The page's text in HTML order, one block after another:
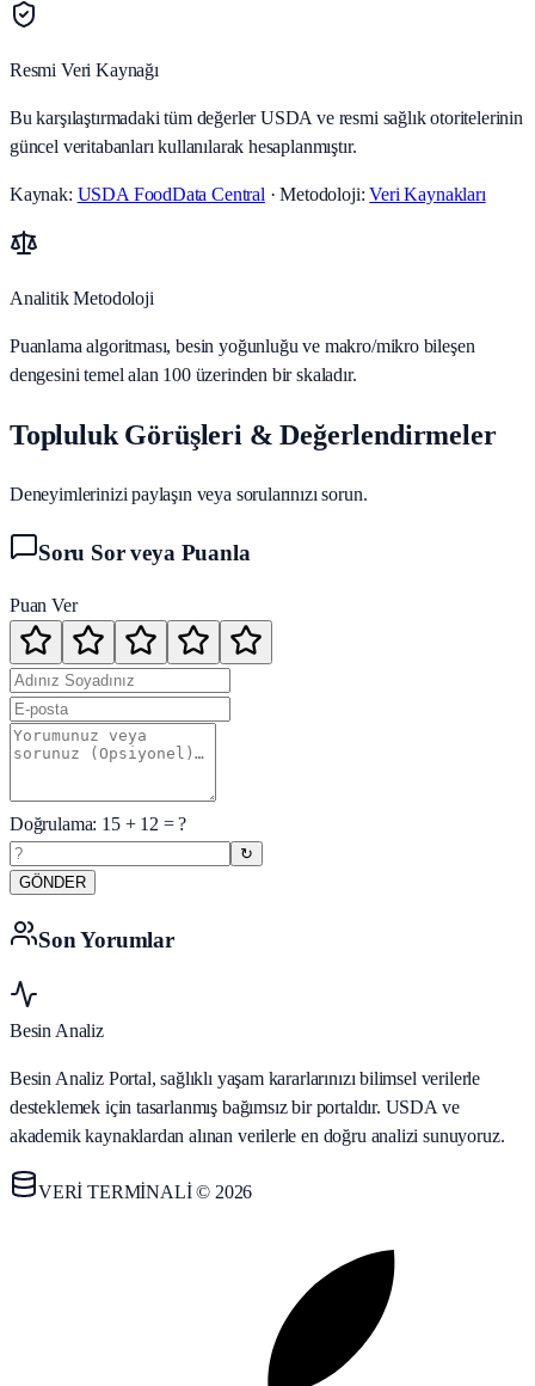
Resmi Veri Kaynağı
Bu karşılaştırmadaki tüm değerler USDA ve resmi sağlık otoritelerinin
güncel veritabanları kullanılarak hesaplanmıştır.
Kaynak: USDA FoodData Central · Metodoloji:Veri Kaynakları
Analitik Metodoloji
Puanlama algoritması, besin yoğunluğu ve makro/mikro bileşen
dengesini temel alan 100 üzerinden bir skaladır.
Topluluk Görüşleri & Değerlendirmeler
Deneyimlerinizi paylaşın veya sorularınızı sorun.
Soru Sor veya Puanla
Puan Ver
Doğrulama: 15+ 12= ?
↻
GÖNDER
Son Yorumlar
Besin Analiz
Besin Analiz Portal, sağlıklı yaşam kararlarınızı bilimsel verilerle
desteklemek için tasarlanmış bağımsız bir portaldır. USDA ve
akademik kaynaklardan alınan verilerle en doğru analizi sunuyoruz.
VERİ TERMİNALİ © 2026